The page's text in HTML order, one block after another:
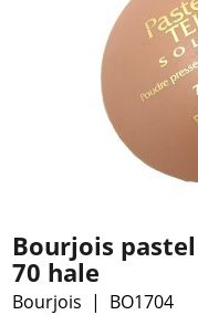
Bourjois
70 hale
Bourjois BO1704